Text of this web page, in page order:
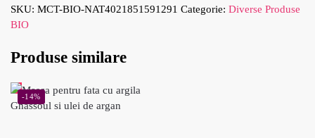
SKU: MCT-BIO-NAT4021851591291 Categorie: Diverse Produse
BIO
Produse similare
-14%